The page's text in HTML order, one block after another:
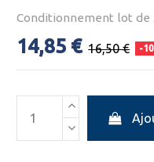
Conditionnement lot de
14,85 € 16,50 € -